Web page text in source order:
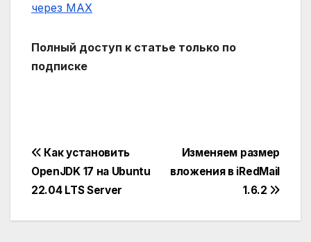
через MAX
Полный доступ к статье только по
подписке
Навигация
по
записям
Изменяем размер
вложения в iRedMail
1.6.2
Как установить
OpenJDK 17 на Ubuntu
22.04 LTS Server